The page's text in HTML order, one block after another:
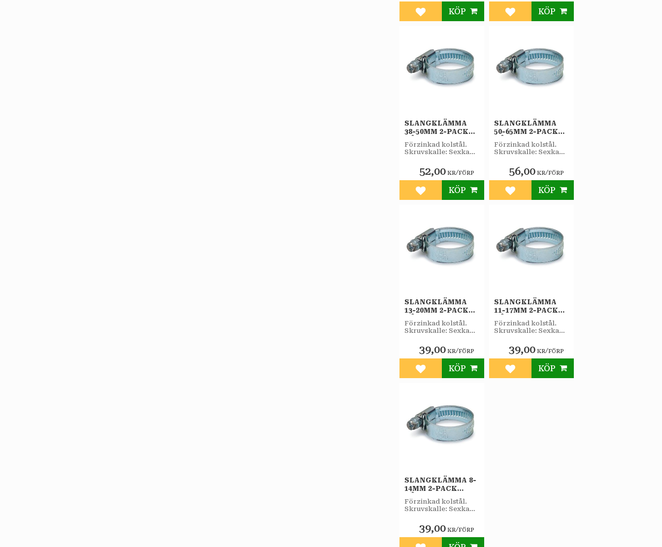
Lägg till i favoriter
KÖP
Lägg till i favoriter
KÖP
SLANGKLÄMMA
38-50MM 2-PACK
Förzinkad kolstål.
Skruvskalle: Sexkant
52,00KR/FÖRP
Lägg till i favoriter
KÖP
SLANGKLÄMMA
50-65MM 2-PACK
Förzinkad kolstål.
Skruvskalle: Sexkant
samt mejselspår.
56,00KR/FÖRP
Lägg till i favoriter
KÖP
SLANGKLÄMMA
13-20MM 2-PACK
Förzinkad kolstål.
Skruvskalle: Sexkant
samt mejselspår.
39,00KR/FÖRP
Lägg till i favoriter
KÖP
SLANGKLÄMMA
11-17MM 2-PACK
Förzinkad kolstål.
Skruvskalle: Sexkant
samt mejselspår.
39,00KR/FÖRP
Lägg till i favoriter
KÖP
SLANGKLÄMMA 8-
14MM 2-PACK
Förzinkad kolstål.
Skruvskalle: Sexkant
samt mejselspår.
39,00KR/FÖRP